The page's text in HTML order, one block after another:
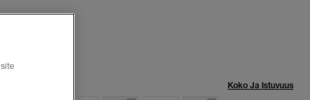
Koko Ja Istuvuus